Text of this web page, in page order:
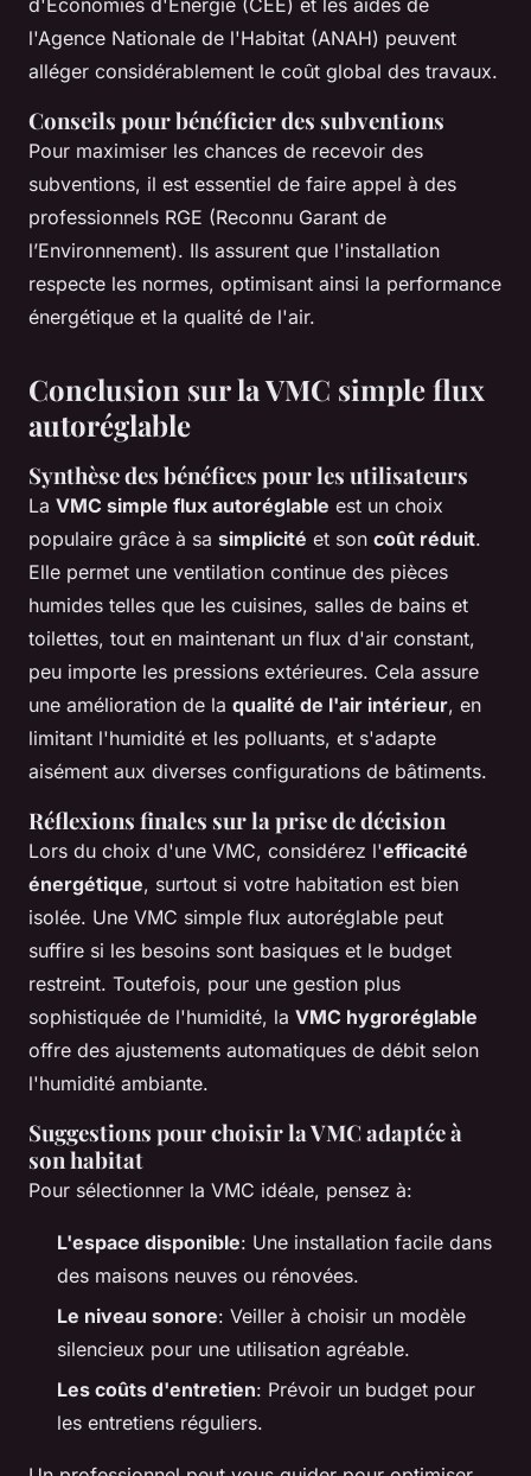
l'Agence Nationale de l'Habitat (ANAH) peuvent
alléger considérablement le coût global des travaux.
Conseils pour bénéficier des subventions
Pour maximiser les chances de recevoir des
subventions, il est essentiel de faire appel à des
professionnels RGE (Reconnu Garant de
l’Environnement). Ils assurent que l'installation
respecte les normes, optimisant ainsi la performance
énergétique et la qualité de l'air.
Conclusion sur la VMC simple flux
autoréglable
Synthèse des bénéfices pour les utilisateurs
La VMC simple flux autoréglable est un choix
populaire grâce à sa simplicité et son coût réduit.
Elle permet une ventilation continue des pièces
humides telles que les cuisines, salles de bains et
toilettes, tout en maintenant un flux d'air constant,
peu importe les pressions extérieures. Cela assure
une amélioration de la qualité de l'air intérieur, en
limitant l'humidité et les polluants, et s'adapte
aisément aux diverses configurations de bâtiments.
Réflexions finales sur la prise de décision
Lors du choix d'une VMC, considérez l'efficacité
énergétique, surtout si votre habitation est bien
isolée. Une VMC simple flux autoréglable peut
suffire si les besoins sont basiques et le budget
restreint. Toutefois, pour une gestion plus
sophistiquée de l'humidité, la VMC hygroréglable
offre des ajustements automatiques de débit selon
l'humidité ambiante.
Suggestions pour choisir la VMC adaptée à
son habitat
Pour sélectionner la VMC idéale, pensez à:
L'espace disponible: Une installation facile dans
des maisons neuves ou rénovées.
Le niveau sonore: Veiller à choisir un modèle
silencieux pour une utilisation agréable.
Les coûts d'entretien: Prévoir un budget pour
les entretiens réguliers.